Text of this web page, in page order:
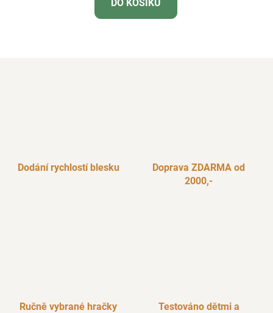
DO KOŠÍKU
Dodání rychlostí blesku
Doprava ZDARMA od
2000,-
Ručně vybrané hračky
Testováno dětmi a